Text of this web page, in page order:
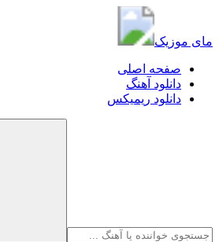
مای موزیک
صفحه اصلی
دانلود آهنگ
دانلود ریمیکس